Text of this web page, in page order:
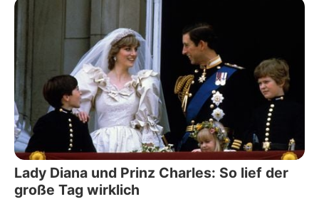
Lady Diana und Prinz Charles: So lief der
große Tag wirklich